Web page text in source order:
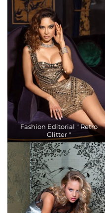
Fashion Editorial " Retro
Glitter "